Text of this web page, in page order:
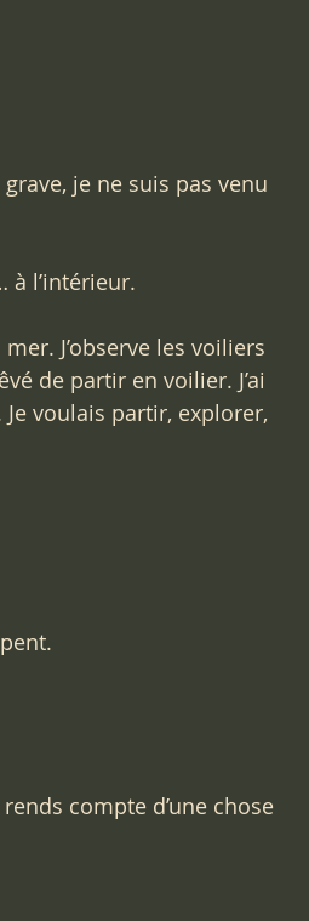
je ne suis pas venu
à l’intérieur.
J’observe les voiliers
de partir en voilier. J’ai
voulais partir, explorer,
compte d’une chose